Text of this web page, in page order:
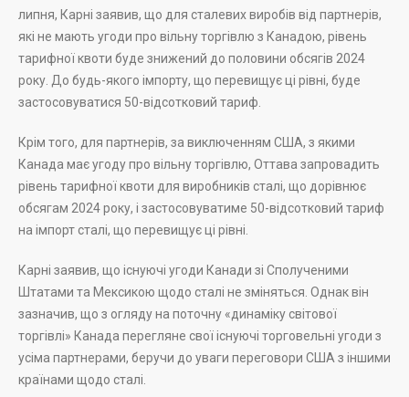
липня, Карні заявив, що для сталевих виробів від партнерів,
які не мають угоди про вільну торгівлю з Канадою, рівень
тарифної квоти буде знижений до половини обсягів 2024
року. До будь-якого імпорту, що перевищує ці рівні, буде
застосовуватися 50-відсотковий тариф.
Крім того, для партнерів, за виключенням США, з якими
Канада має угоду про вільну торгівлю, Оттава запровадить
рівень тарифної квоти для виробників сталі, що дорівнює
обсягам 2024 року, і застосовуватиме 50-відсотковий тариф
на імпорт сталі, що перевищує ці рівні.
Карні заявив, що існуючі угоди Канади зі Сполученими
Штатами та Мексикою щодо сталі не зміняться. Однак він
зазначив, що з огляду на поточну «динаміку світової
торгівлі» Канада перегляне свої існуючі торговельні угоди з
усіма партнерами, беручи до уваги переговори США з іншими
країнами щодо сталі.